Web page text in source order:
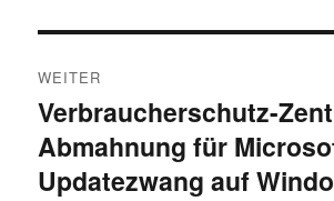
WEITER
Nächster
Beitrag:
Verbraucherschutz-
Abmahnung für
Updatezwang auf